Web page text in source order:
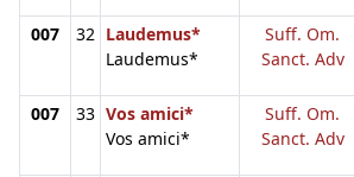
007 32 Laudemus*
Laudemus*
Suff. Om.
Sanct. Adv
007 33 Vos amici*
Vos amici*
Suff. Om.
Sanct. Adv